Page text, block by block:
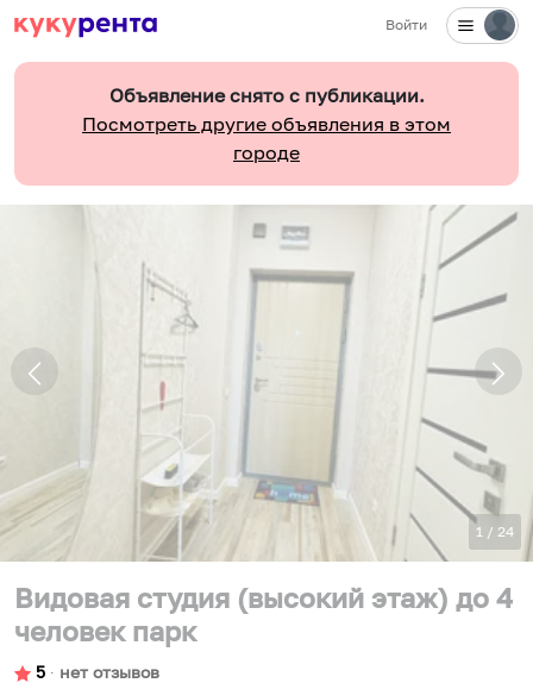
Войти
Объявление снято с публикации.
Посмотреть другие объявления в этом
городе
1 / 24
Видовая студия (высокий этаж) до 4
человек парк
5 ∙ нет отзывов